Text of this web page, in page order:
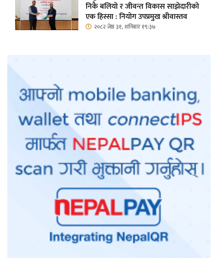
निकै बलियो र जीवन्त विकास साझेदारीको
एक हिस्सा : नियोग उपप्रमुख श्रीवास्तव
२०८२ जेष्ठ ३१, शनिबार १९:३७